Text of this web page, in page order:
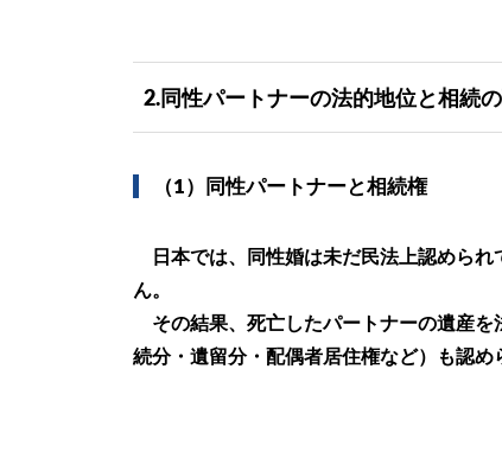
2.同性パートナーの法的地位と相続
（1）同性パートナーと相続権
日本では、同性婚は未だ民法上認められ
ん。
その結果、死亡したパートナーの遺産を
続分・遺留分・配偶者居住権など）も認